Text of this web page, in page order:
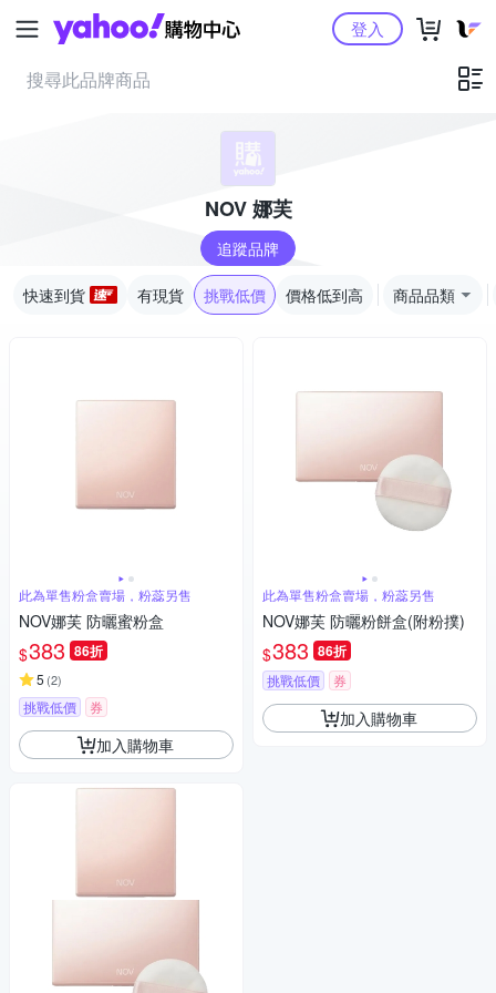
Yahoo購物中心登入
NOV 娜芙
追蹤品牌
快速到貨 有現貨 挑戰低價 價格低到高 商品品類
此為單售粉盒賣場，粉蕊另售
NOV娜芙 防曬蜜粉盒
$383 86折
5 (2)
挑戰低價 券
加入購物車
此為單售粉盒賣場，粉蕊另售
NOV娜芙 防曬粉餅盒(附粉撲)
$383 86折
挑戰低價 券
加入購物車